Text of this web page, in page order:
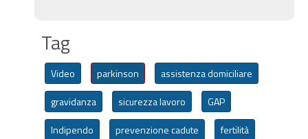
Tag
Video parkinson
assistenza domiciliare
gravidanza
sicurezza lavoro
GAP
Indipendo
prevenzione cadute
fertilità